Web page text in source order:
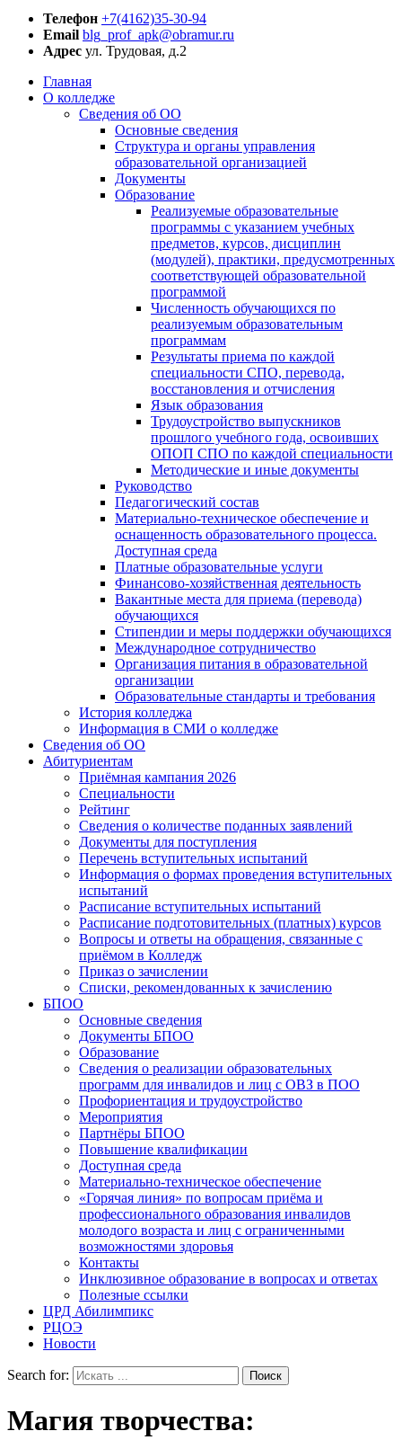
Телефон +7(4162)35-30-94
Email blg_prof_apk@obramur.ru
Адрес ул. Трудовая, д.2
Главная
О колледже
Сведения об ОО
Основные сведения
Структура и органы управления
образовательной организацией
Документы
Образование
Реализуемые образовательные
программы с указанием учебных
предметов, курсов, дисциплин
(модулей), практики, предусмотренных
соответствующей образовательной
программой
Численность обучающихся по
реализуемым образовательным
программам
Результаты приема по каждой
специальности СПО, перевода,
восстановления и отчисления
Язык образования
Трудоустройство выпускников
прошлого учебного года, освоивших
ОПОП СПО по каждой специальности
Методические и иные документы
Руководство
Педагогический состав
Материально-техническое обеспечение и
оснащенность образовательного процесса.
Доступная среда
Платные образовательные услуги
Финансово-хозяйственная деятельность
Вакантные места для приема (перевода)
обучающихся
Стипендии и меры поддержки обучающихся
Международное сотрудничество
Организация питания в образовательной
организации
Образовательные стандарты и требования
История колледжа
Информация в СМИ о колледже
Сведения об ОО
Абитуриентам
Приёмная кампания 2026
Специальности
Рейтинг
Сведения о количестве поданных заявлений
Документы для поступления
Перечень вступительных испытаний
Информация о формах проведения вступительных
испытаний
Расписание вступительных испытаний
Расписание подготовительных (платных) курсов
Вопросы и ответы на обращения, связанные с
приёмом в Колледж
Приказ о зачислении
Списки, рекомендованных к зачислению
БПОО
Основные сведения
Документы БПОО
Образование
Сведения о реализации образовательных
программ для инвалидов и лиц с ОВЗ в ПОО
Профориентация и трудоустройство
Мероприятия
Партнёры БПОО
Повышение квалификации
Доступная среда
Материально-техническое обеспечение
«Горячая линия» по вопросам приёма и
профессионального образования инвалидов
молодого возраста и лиц с ограниченными
возможностями здоровья
Контакты
Инклюзивное образование в вопросах и ответах
Полезные ссылки
ЦРД Абилимпикс
РЦОЭ
Новости
Search for:
Магия творчества: